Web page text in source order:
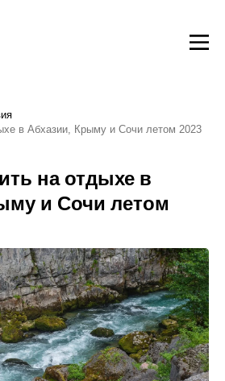
в Абхазии, Крыму и Сочи летом 2023
на отдыхе в
и Сочи летом